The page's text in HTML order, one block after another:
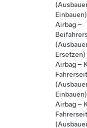
Einbauen)
Airbag –
Ersetzen)
Airbag –
Einbauen)
Airbag –